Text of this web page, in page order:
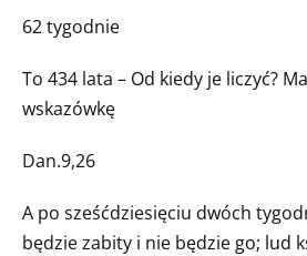
62 tygodnie
To 434 lata – Od kiedy je liczyć?
wskazówkę
Dan.9,26
A po sześćdziesięciu dwóch
będzie zabity i nie będzie go; lud